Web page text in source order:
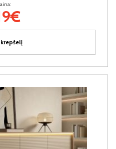
krepšelį